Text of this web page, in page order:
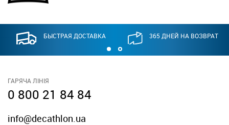
БЫСТРАЯ ДОСТАВКА 365 ДНЕЙ НА ВОЗВРАТ
ГАРЯЧА ЛІНІЯ
0 800 21 84 84
info@decathlon.ua